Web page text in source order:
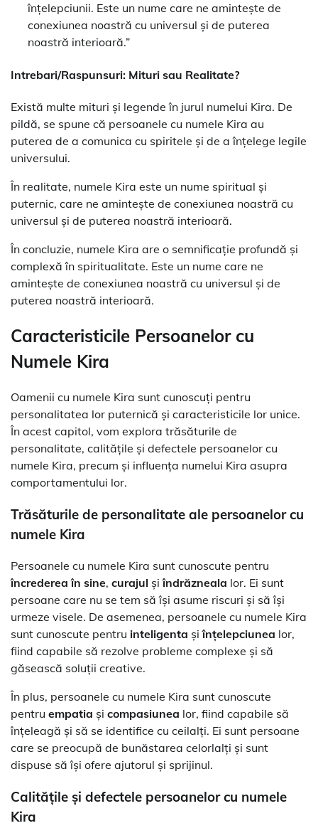
înțelepciunii. Este un nume care ne amintește de
conexiunea noastră cu universul și de puterea
noastră interioară.”
Intrebari/Raspunsuri: Mituri sau Realitate?
Există multe mituri și legende în jurul numelui Kira. De
pildă, se spune că persoanele cu numele Kira au
puterea de a comunica cu spiritele și de a înțelege legile
universului.
În realitate, numele Kira este un nume spiritual și
puternic, care ne amintește de conexiunea noastră cu
universul și de puterea noastră interioară.
În concluzie, numele Kira are o semnificație profundă și
complexă în spiritualitate. Este un nume care ne
amintește de conexiunea noastră cu universul și de
puterea noastră interioară.
Caracteristicile Persoanelor cu
Numele Kira
Oamenii cu numele Kira sunt cunoscuți pentru
personalitatea lor puternică și caracteristicile lor unice.
În acest capitol, vom explora trăsăturile de
personalitate, calitățile și defectele persoanelor cu
numele Kira, precum și influența numelui Kira asupra
comportamentului lor.
Trăsăturile de personalitate ale persoanelor cu
numele Kira
Persoanele cu numele Kira sunt cunoscute pentru
încrederea în sine, curajul șiîndrăzneala lor. Ei sunt
persoane care nu se tem să își asume riscuri și să își
urmeze visele. De asemenea, persoanele cu numele Kira
sunt cunoscute pentru inteligenta șiînțelepciunea lor,
fiind capabile să rezolve probleme complexe și să
găsească soluții creative.
În plus, persoanele cu numele Kira sunt cunoscute
pentru empatia și compasiunea lor, fiind capabile să
înțeleagă și să se identifice cu ceilalți. Ei sunt persoane
care se preocupă de bunăstarea celorlalți și sunt
dispuse să își ofere ajutorul și sprijinul.
Calitățile și defectele persoanelor cu numele
Kira